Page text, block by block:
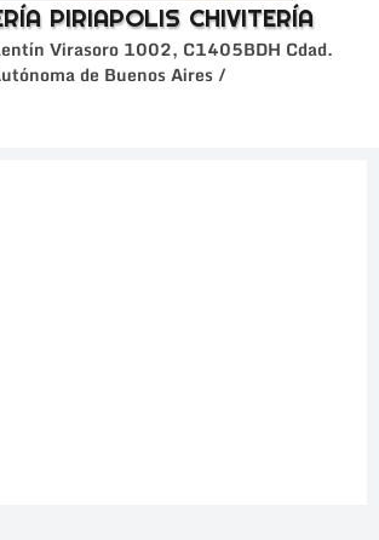
PIRIAPOLIS CHIVITERÍA
Virasoro 1002, C1405BDH Cdad.
de Buenos Aires /